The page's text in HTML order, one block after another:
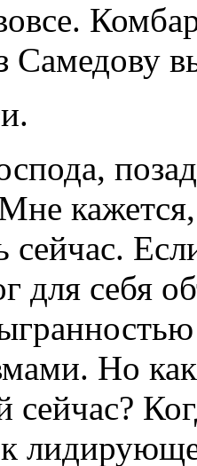
Самедову
сейчас.
для себя
Но
сейчас?